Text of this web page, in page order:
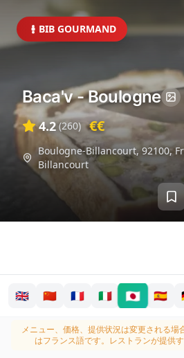
BIB GOURMAND
Baca'v - Boulogne
4.2 (260) €€
Boulogne-Billancourt, 92100,
Billancourt
🇬🇧 🇨🇳 🇫🇷 🇮🇹 🇯🇵 🇪🇸
メニュー、価格、提供状況は変更される場
はフランス語です。レストランが提供